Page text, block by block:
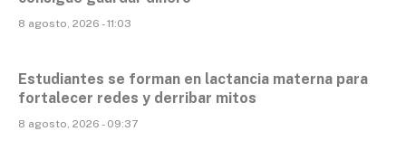
8 agosto, 2026 - 11:03
Estudiantes se forman en lactancia materna para
fortalecer redes y derribar mitos
8 agosto, 2026 - 09:37